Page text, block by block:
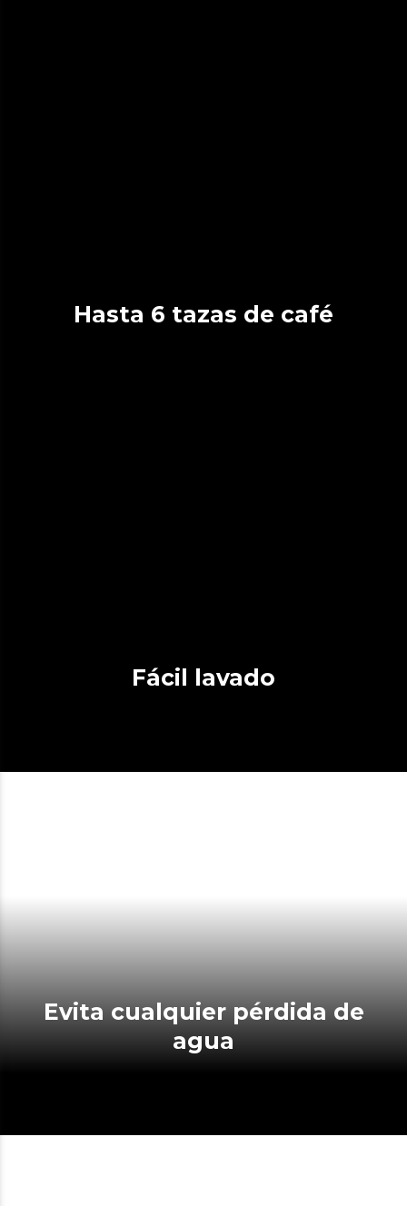
Hasta 6 tazas de café
Fácil lavado
Evita cualquier pérdida de
agua